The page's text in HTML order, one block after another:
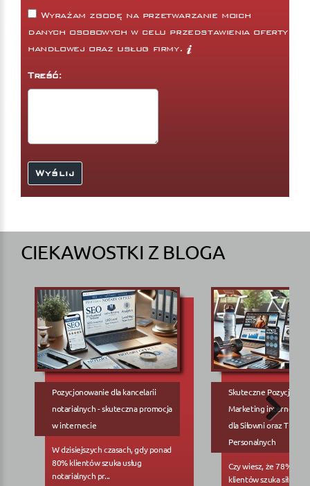
Wyrażam zgodę na przetwarzanie moich
danych osobowych w celu przedstawienia oferty
handlowej oraz usług firmy.
Treść:
CIEKAWOSTKI Z BLOGA
Pozycjonowanie dla kancelarii
notarialnych - skuteczna promocja
w internecie
W dzisiejszych czasach, gdy ponad
80% klientów szuka usług
notarialnych pr...
Skuteczne
Marketing internetowy
dla Siłowni oraz
Personalnych
Czy wiesz, że 78%
klientów szuka siłowni...